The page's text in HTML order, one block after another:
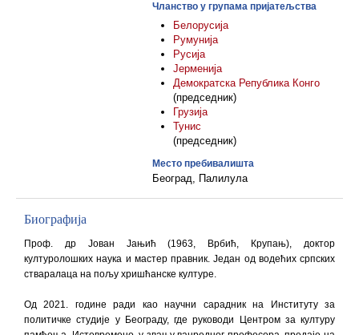
Чланство у групама пријатељства
Белорусија
Румунија
Русија
Јерменија
Демократска Република Конго
(председник)
Грузија
Тунис
(председник)
Место пребивалишта
Београд, Палилула
Биографија
Проф. др Јован Јањић (1963, Врбић, Крупањ), доктор
културолошких наука и мастер правник. Један од водећих српских
стваралаца на пољу хришћанске културе.
Од 2021. године ради као научни сарадник на Институту за
политичке студије у Београду, где руководи Центром за културу